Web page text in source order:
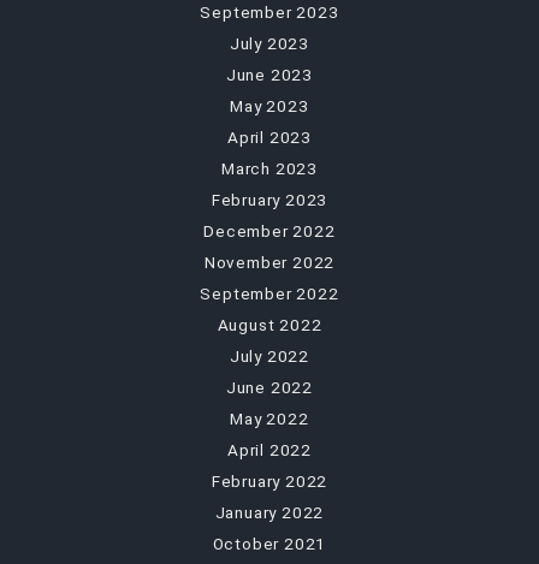
September 2023
July 2023
June 2023
May 2023
April 2023
March 2023
February 2023
December 2022
November 2022
September 2022
August 2022
July 2022
June 2022
May 2022
April 2022
February 2022
January 2022
October 2021